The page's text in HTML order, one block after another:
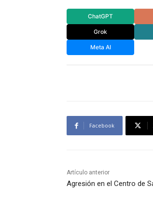
ChatGPT
Grok
Meta AI
Facebook
Artículo anterior
Agresión en el Centro de